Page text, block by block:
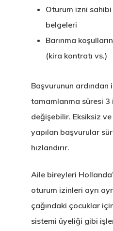
Oturum izni
belgeleri
Barınma
(kira kontratı vs.)
Başvurunun ardından
tamamlanma süresi 3
değişebilir. Eksiksiz
yapılan başvurular
hızlandırır.
Aile bireyleri
oturum izinleri ayrı
çağındaki çocuklar
sistemi üyeliği gibi